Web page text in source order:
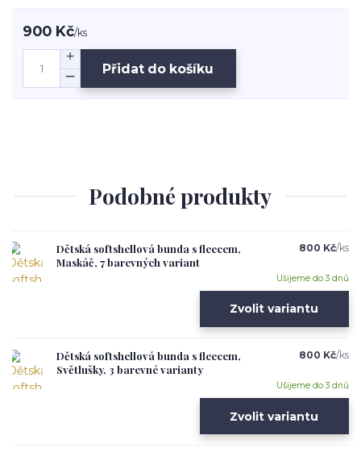
900 Kč/ks
Přidat do košíku
Podobné produkty
Dětská softshellová bunda s fleecem,
Maskáč, 7 barevných variant
800 Kč/ks
Ušijeme do 3 dnů
Zvolit variantu
Dětská softshellová bunda s fleecem,
Světlušky, 3 barevné varianty
800 Kč/ks
Ušijeme do 3 dnů
Zvolit variantu